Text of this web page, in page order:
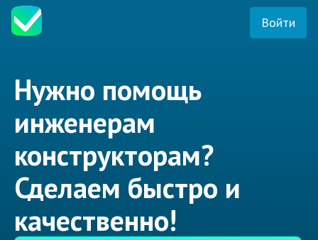
Войти
Нужно помощь
инженерам
конструкторам?
Сделаем быстро и
качественно!